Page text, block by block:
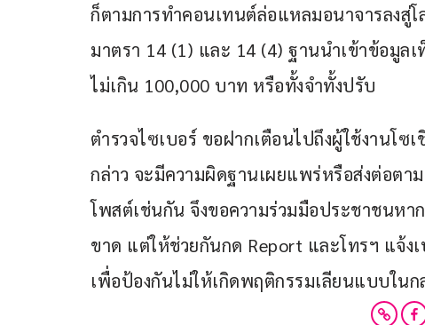
ก็ตามการทำคอนเทนต์ล่อแหลมอนาจารลงสู่
มาตรา 14 (1) และ 14 (4) ฐานนำเข้าข้อมูล
ไม่เกิน 100,000 บาท หรือทั้งจำทั้งปรับ
ตำรวจไซเบอร์ ขอฝากเตือนไปถึงผู้ใช้งานโ
กล่าว จะมีความผิดฐานเผยแพร่หรือส่งต่อต
โพสต์เช่นกัน จึงขอความร่วมมือประชาชนห
ขาด แต่ให้ช่วยกันกด Report และโทรฯ แจ้ง
เพื่อป้องกันไม่ให้เกิดพฤติกรรมเลียนแบบในก